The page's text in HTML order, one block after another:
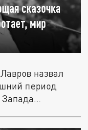
сказочка
мир
назвал
период